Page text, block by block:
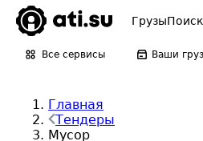
Грузы
Все сервисы Ваши
Главная
Тендеры
Мусор